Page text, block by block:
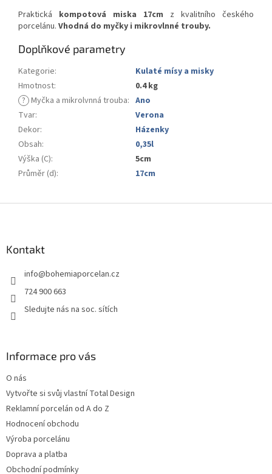
Praktická kompotová miska 17cm z kvalitního českého
porcelánu. Vhodná do myčky i mikrovlnné trouby.
Doplňkové parametry
Kategorie:
Kulaté mísy a misky
Hmotnost:
0.4 kg
? Myčka a mikrolvnná trouba: Ano
Tvar:
Verona
Dekor:
Házenky
Obsah:
0,35l
Výška (C):
5cm
Průměr (d): 17cm
Kontakt
info@bohemiaporcelan.cz
724 900 663
Sledujte nás na soc. sítích
Informace pro vás
O nás
Vytvořte si svůj vlastní Total Design
Reklamní porcelán od A do Z
Hodnocení obchodu
Výroba porcelánu
Doprava a platba
Obchodní podmínky